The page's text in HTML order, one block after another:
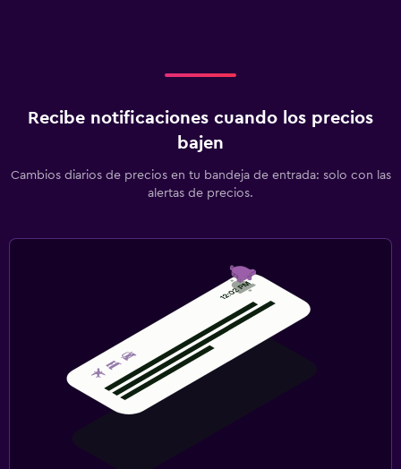
Recibe notificaciones cuando los precios
bajen
Cambios diarios de precios en tu bandeja de entrada: solo con las
alertas de precios.